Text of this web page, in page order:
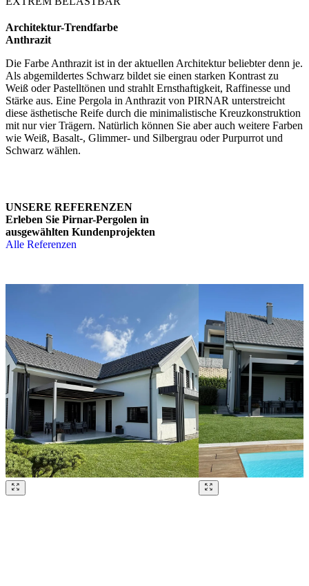
Architektur-Trendfarbe
Anthrazit
Die Farbe Anthrazit ist in der aktuellen Architektur beliebter denn je.
Als abgemildertes Schwarz bildet sie einen starken Kontrast zu
Weiß oder Pastelltönen und strahlt Ernsthaftigkeit, Raffinesse und
Stärke aus. Eine Pergola in Anthrazit von PIRNAR unterstreicht
diese ästhetische Reife durch die minimalistische Kreuzkonstruktion
mit nur vier Trägern. Natürlich können Sie aber auch weitere Farben
wie Weiß, Basalt-, Glimmer- und Silbergrau oder Purpurrot und
Schwarz wählen.
UNSERE REFERENZEN
Erleben Sie Pirnar-Pergolen in
ausgewählten Kundenprojekten
Alle Referenzen